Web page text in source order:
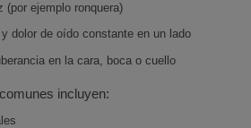
(por ejemplo ronquera)
y dolor de oído constante en un lado
en la cara, boca o cuello
incluyen: